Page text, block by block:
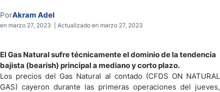
PorAkram Adel
en marzo 27, 2023 | Actualizado en marzo 27, 2023
El Gas Natural sufre técnicamente el dominio de la tendencia
bajista (bearish) principal a mediano y corto plazo.
Los precios del Gas Natural al contado (CFDS ON NATURAL
GAS) cayeron durante las primeras operaciones del jueves,